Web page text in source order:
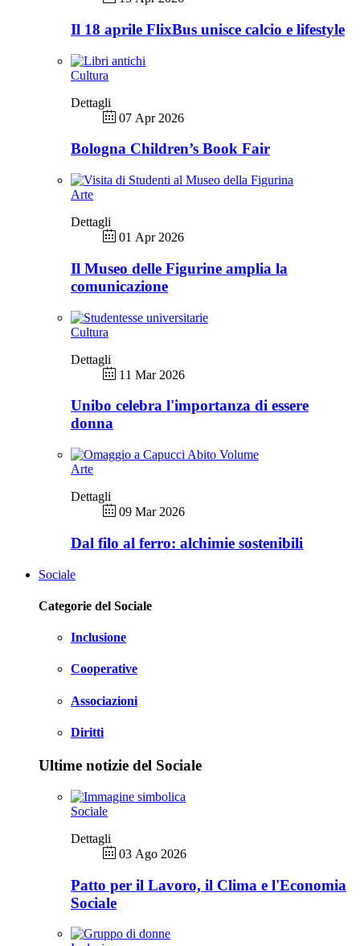
Il 18 aprile FlixBus unisce calcio e lifestyle
Cultura
Dettagli
07 Apr 2026
Bologna Children’s Book Fair
Arte
Dettagli
01 Apr 2026
Il Museo delle Figurine amplia la
comunicazione
Cultura
Dettagli
11 Mar 2026
Unibo celebra l'importanza di essere
donna
Arte
Dettagli
09 Mar 2026
Dal filo al ferro: alchimie sostenibili
Sociale
Categorie del Sociale
Inclusione
Cooperative
Associazioni
Diritti
Ultime notizie del Sociale
Sociale
Dettagli
03 Ago 2026
Patto per il Lavoro, il Clima e l'Economia
Sociale